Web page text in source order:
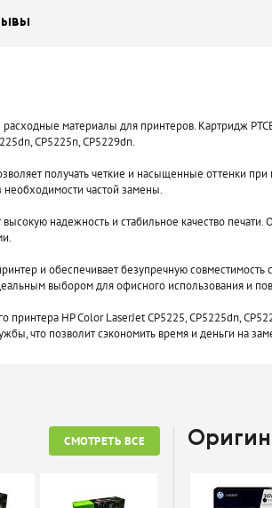
материалы для принтеров. Картридж
CP5225n, CP5229dn.
получать четкие и насыщенные оттенки
частой замены.
надежность и стабильное качество печати.
и обеспечивает безупречную
выбором для офисного использования и
HP Color LaserJet CP5225, CP5225dn,
что позволит сэкономить время и деньги на
СМОТРЕТЬ ВСЕ